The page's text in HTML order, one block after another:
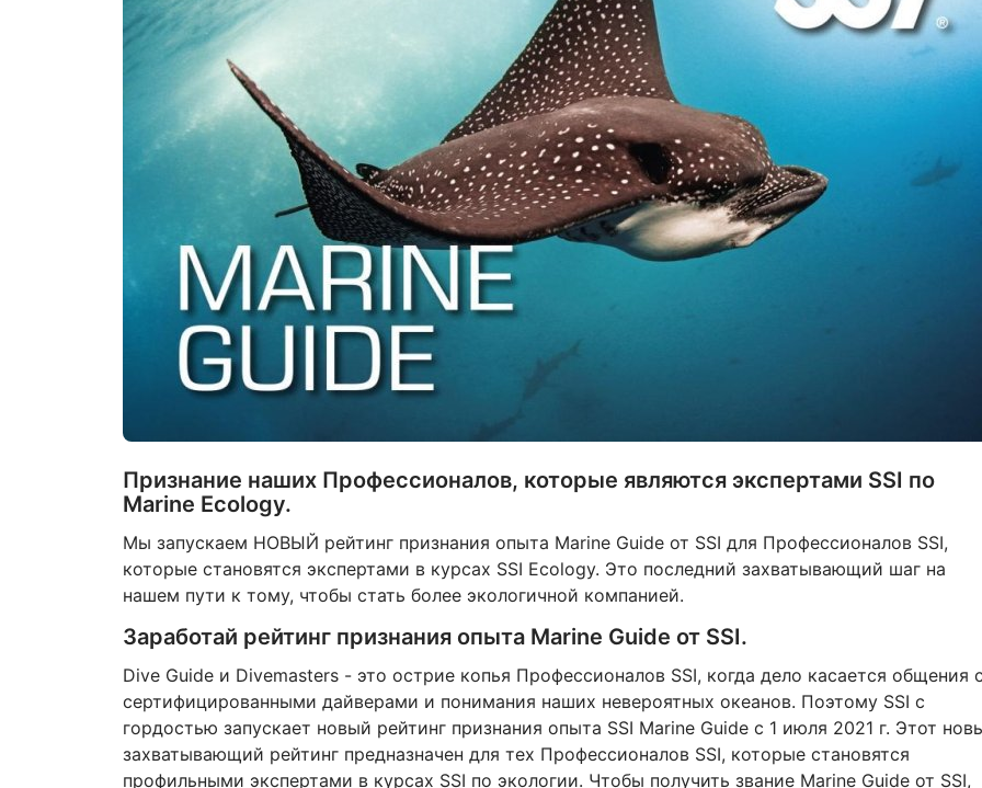
Признание наших Профессионалов, которые являются экспертами SSI по
Marine Ecology.
Мы запускаем НОВЫЙ рейтинг признания опыта Marine Guide от SSI для Профессионалов SSI,
которые становятся экспертами в курсах SSI Ecology. Это последний захватывающий шаг на
нашем пути к тому, чтобы стать более экологичной компанией.
Заработай рейтинг признания опыта Marine Guide от SSI.
Dive Guide и Divemasters - это острие копья Профессионалов SSI, когда дело касается общения с
сертифицированными дайверами и понимания наших невероятных океанов. Поэтому SSI с
гордостью запускает новый рейтинг признания опыта SSI Marine Guide с 1 июля 2021 г. Этот
захватывающий рейтинг предназначен для тех Профессионалов SSI, которые становятся
профильными экспертами в курсах SSI по экологии. Чтобы получить звание Marine Guide от SSI,